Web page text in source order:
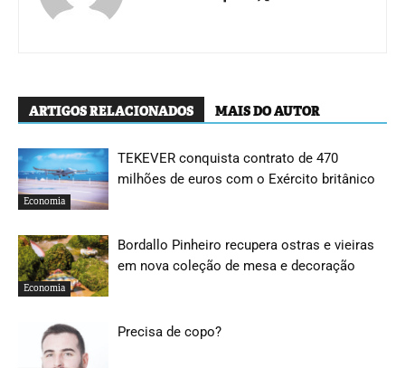
ARTIGOS RELACIONADOS MAIS DO AUTOR
Economia
TEKEVER conquista contrato de 470
milhões de euros com o Exército britânico
Economia
Bordallo Pinheiro recupera ostras e vieiras
em nova coleção de mesa e decoração
Precisa de copo?